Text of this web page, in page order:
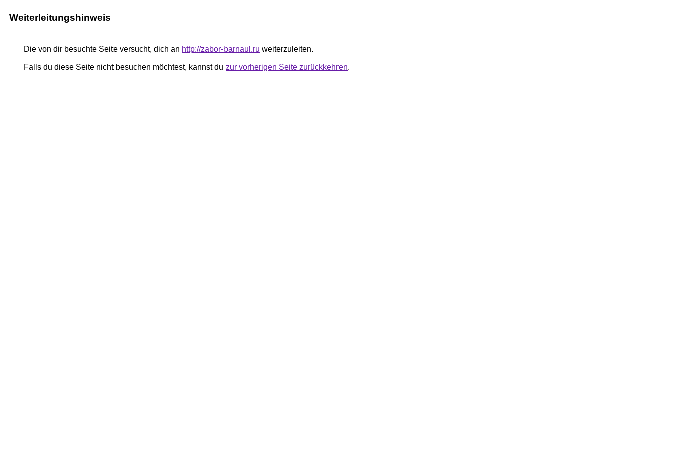
Weiterleitungshinweis
Die von dir besuchte Seite versucht, dich an http://zabor-barnaul.ru weiterzuleiten.
Falls du diese Seite nicht besuchen möchtest, kannst du zur vorherigen Seite zurückkehren.